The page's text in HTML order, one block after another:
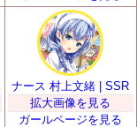
ナース 村上文緒 | SSR
拡大画像を見る
ガールページを見る